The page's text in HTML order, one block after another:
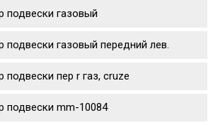
подвески газовый
подвески газовый передний лев.
подвески пер r газ, cruze
подвески mm-10084